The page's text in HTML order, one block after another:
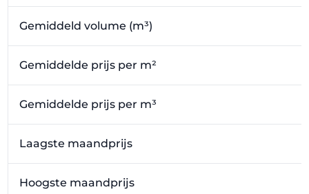
Gemiddeld volume (m³)
Gemiddelde prijs per m²
Gemiddelde prijs per m³
Laagste maandprijs
Hoogste maandprijs